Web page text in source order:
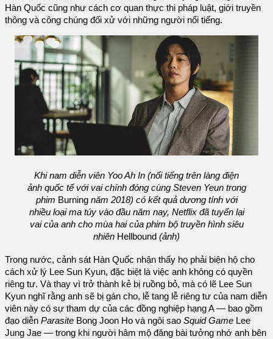
Hàn Quốc cũng như cách cơ quan thực thi pháp luật, giới truyền
thông và công chúng đối xử với những người nổi tiếng.
Khi nam diễn viên Yoo Ah In (nổi tiếng trên làng điện
ảnh quốc tế với vai chính đóng cùng Steven Yeun trong
phim Burning năm 2018) có kết quả dương tính với
nhiều loại ma túy vào đầu năm nay, Netflix đã tuyển lại
vai của anh cho mùa hai của phim bộ truyền hình siêu
nhiên Hellbound (ảnh)
Trong nước, cảnh sát Hàn Quốc nhận thấy họ phải biện hộ cho
cách xử lý Lee Sun Kyun, đặc biệt là việc anh không có quyền
riêng tư. Và thay vì trở thành kẻ bị ruồng bỏ, mà có lẽ Lee Sun
Kyun nghĩ rằng anh sẽ bị gán cho, lễ tang lễ riêng tư của nam diễn
viên này có sự tham dự của các đồng nghiệp hạng A — bao gồm
đạo diễn Parasite Bong Joon Ho và ngôi sao Squid Game Lee
Jung Jae — trong khi người hâm mộ đăng bài tưởng nhớ anh bên